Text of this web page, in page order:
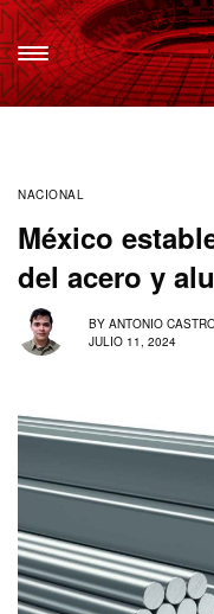
NACIONAL
México
del acero y
BY ANTONIO
JULIO 11, 2024